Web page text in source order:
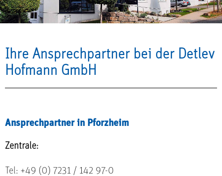
Ihre Ansprechpartner bei der Detlev
Hofmann GmbH
Ansprechpartner in Pforzheim
Zentrale:
Tel: +49 (0) 7231 / 142 97-0